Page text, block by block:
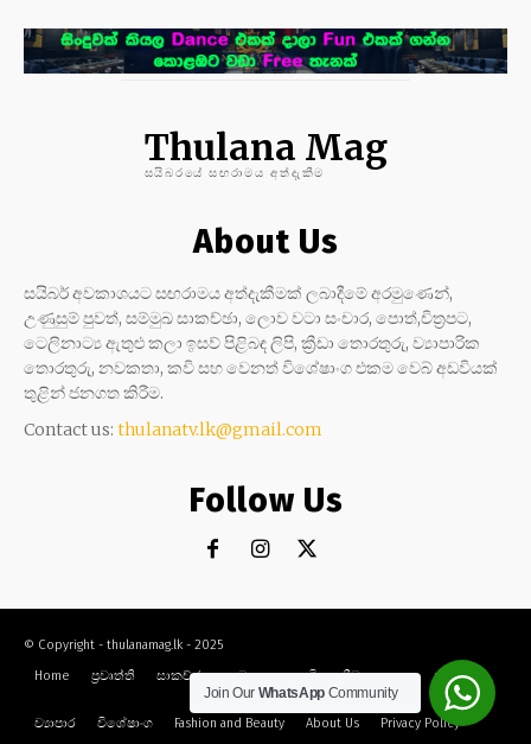
Thulana Mag
සයිබරයේ සඟරාමය අත්දැකීම
About Us
සයිබර් අවකාශයට සඟරාමය අත්දැකීමක් ලබාදීමේ අරමුණෙන්,
උණුසුම් පුවත්, සම්මුඛ සාකච්ඡා, ලොව වටා සංචාර, පොත්,චිත්‍රපට,
ටෙලිනාට්‍ය ඇතුළු කලා ඉසව් පිළිබඳ ලිපි, ක්‍රීඩා තොරතුරු, ව්‍යාපාරික
තොරතුරු, නවකතා, කවි සහ වෙනත් විශේෂාංග එකම වෙබ් අඩවියක්
තුළින් ජනගත කිරීම.
Contact us: thulanatv.lk@gmail.com
Follow Us
© Copyright - thulanamag.lk - 2025
Home
ප්‍රවෘත්ති සාකච්ඡා නවකතා කවි ක්‍රීඩා කලා සංචාර
ව්‍යාපාර විශේෂාංග Fashion and Beauty About Us Privacy Policy
Join Our WhatsAppCommunity